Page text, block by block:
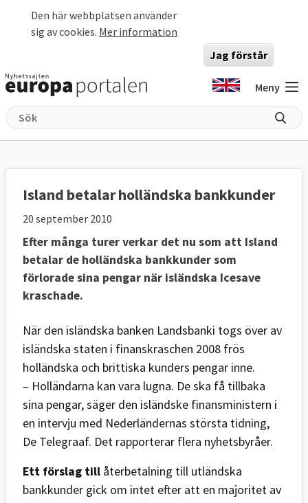
Den här webbplatsen använder
sig av cookies. Mer information
Jag förstår
Meny
Island betalar holländska bankkunder
20 september 2010
Efter många turer verkar det nu som att Island
betalar de holländska bankkunder som
förlorade sina pengar när isländska Icesave
kraschade.
När den isländska banken Landsbanki togs över av
isländska staten i finanskraschen 2008 frös
holländska och brittiska kunders pengar inne.
– Holländarna kan vara lugna. De ska få tillbaka
sina pengar, säger den isländske finansministern i
en intervju med Nederländernas största tidning,
De Telegraaf. Det rapporterar flera nyhetsbyråer.
Ett förslag till återbetalning till utländska
bankkunder gick om intet efter att en majoritet av